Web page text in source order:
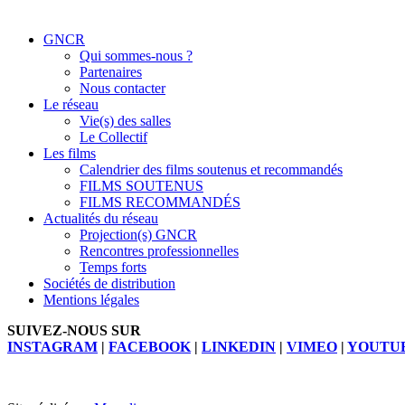
GNCR
Qui sommes-nous ?
Partenaires
Nous contacter
Le réseau
Vie(s) des salles
Le Collectif
Les films
Calendrier des films soutenus et recommandés
FILMS SOUTENUS
FILMS RECOMMANDÉS
Actualités du réseau
Projection(s) GNCR
Rencontres professionnelles
Temps forts
Sociétés de distribution
Mentions légales
SUIVEZ-NOUS SUR
INSTAGRAM | FACEBOOK | LINKEDIN | VIMEO |